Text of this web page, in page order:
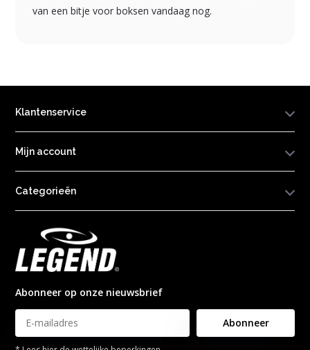
van een bitje voor boksen vandaag nog.
Klantenservice
Mijn account
Categorieën
Abonneer op onze nieuwsbrief
Abonneer